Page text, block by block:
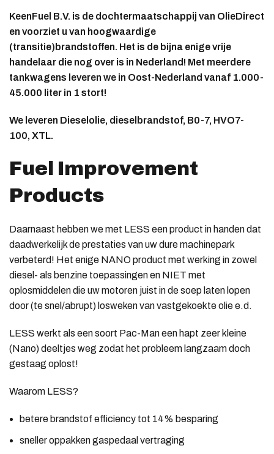
KeenFuel B.V. is de dochtermaatschappij van OlieDirect
en voorziet u van hoogwaardige
(transitie)brandstoffen. Het is de bijna enige vrije
handelaar die nog over is in Nederland! Met meerdere
tankwagens leveren we in Oost-Nederland vanaf 1.000-
45.000 liter in 1 stort!
We leveren Dieselolie, dieselbrandstof, B0-7, HVO7-
100, XTL.
Fuel Improvement
Products
Daarnaast hebben we met LESS een product in handen dat
daadwerkelijk de prestaties van uw dure machinepark
verbeterd! Het enige NANO product met werking in zowel
diesel- als benzine toepassingen en NIET met
oplosmiddelen die uw motoren juist in de soep laten lopen
door (te snel/abrupt) losweken van vastgekoekte olie e.d.
LESS werkt als een soort Pac-Man een hapt zeer kleine
(Nano) deeltjes weg zodat het probleem langzaam doch
gestaag oplost!
Waarom LESS?
betere brandstof efficiency tot 14% besparing
sneller oppakken gaspedaal vertraging